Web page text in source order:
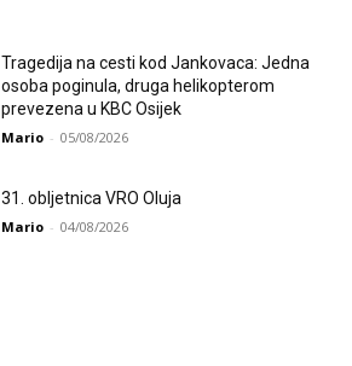
Tragedija na cesti kod Jankovaca: Jedna
osoba poginula, druga helikopterom
prevezena u KBC Osijek
Mario - 05/08/2026
31. obljetnica VRO Oluja
Mario - 04/08/2026